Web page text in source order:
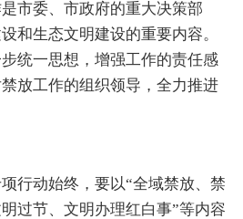
委、市政府的重大决策部
和生态文明建设的重要内容。
统一思想，增强工作的责任感
放工作的组织领导，全力推进
动始终，要以“全域禁放、禁
过节、文明办理红白事”等内容